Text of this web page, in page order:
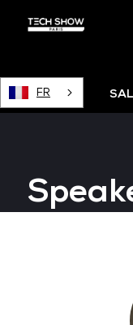
FR
Devops Live
Data & AI